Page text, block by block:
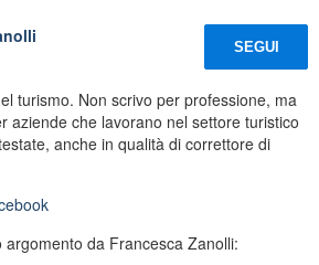
SEGUI
turismo. Non scrivo per professione, ma
aziende che lavorano nel settore turistico
anche in qualità di correttore di
argomento da Francesca Zanolli: